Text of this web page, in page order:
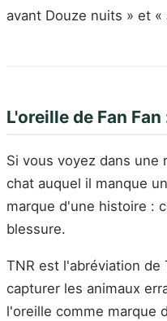
avant Douze nuits » et
L'oreille de Fan
Si vous voyez dans une
chat auquel il manque
marque d'une histoire :
blessure.
TNR est l'abréviation de
capturer les animaux
l'oreille comme marque